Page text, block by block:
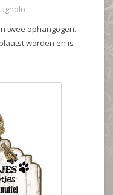
twee ophangogen.
worden en is